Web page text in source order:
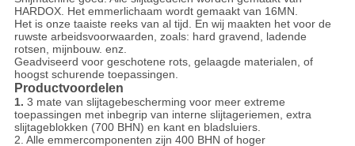
HARDOX. Het emmerlichaam wordt gemaakt van 16MN.
Het is onze taaiste reeks van al tijd. En wij maakten het voor de
ruwste arbeidsvoorwaarden, zoals: hard gravend, ladende
rotsen, mijnbouw. enz.
Geadviseerd voor geschotene rots, gelaagde materialen, of
hoogst schurende toepassingen.
Productvoordelen
1. 3 mate van slijtagebescherming voor meer extreme
toepassingen met inbegrip van interne slijtageriemen, extra
slijtageblokken (700 BHN) en kant en bladsluiers.
2. Alle emmercomponenten zijn 400 BHN of hoger